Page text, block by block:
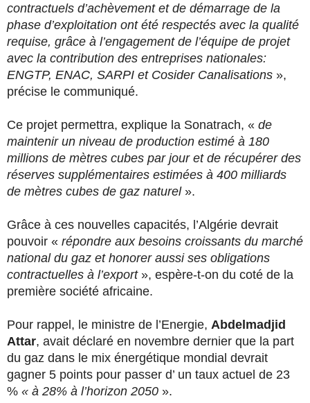
contractuels d’achèvement et de démarrage de la
phase d’exploitation ont été respectés avec la qualité
requise, grâce à l’engagement de l’équipe de projet
avec la contribution des entreprises nationales:
ENGTP, ENAC, SARPI et Cosider Canalisations »,
précise le communiqué.
Ce projet permettra, explique la Sonatrach, « de
maintenir un niveau de production estimé à 180
millions de mètres cubes par jour et de récupérer des
réserves supplémentaires estimées à 400 milliards
de mètres cubes de gaz naturel ».
Grâce à ces nouvelles capacités, l’Algérie devrait
pouvoir « répondre aux besoins croissants du marché
national du gaz et honorer aussi ses obligations
contractuelles à l’export», espère-t-on du coté de la
première société africaine.
Pour rappel, le ministre de l’Energie, Abdelmadjid
Attar, avait déclaré en novembre dernier que la part
du gaz dans le mix énergétique mondial devrait
gagner 5 points pour passer d’ un taux actuel de 23
% « à 28% à l’horizon 2050 ».